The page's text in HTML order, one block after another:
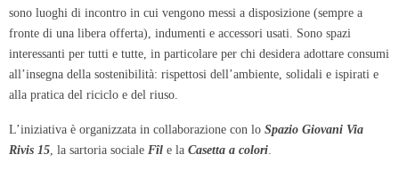
sono luoghi di incontro in cui vengono messi a disposizione (sempre a
fronte di una libera offerta), indumenti e accessori usati. Sono spazi
interessanti per tutti e tutte, in particolare per chi desidera adottare consumi
all’insegna della sostenibilità: rispettosi dell’ambiente, solidali e ispirati e
alla pratica del riciclo e del riuso.
L’iniziativa è organizzata in collaborazione con lo Spazio Giovani Via
Rivis 15 , la sartoria sociale Fîl e la Casetta a colori